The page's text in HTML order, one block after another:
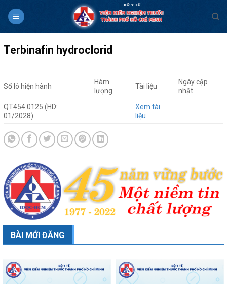
Terbinafin hydroclorid
Số lô hiện hành
Hàm
lượng
Tài liệu
Ngày cập
nhật
QT454 0125 (HD:
01/2028)
Xem tài
liệu
BÀI MỚI ĐĂNG